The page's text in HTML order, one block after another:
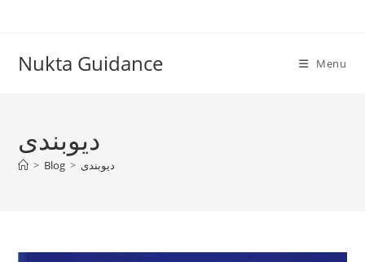
Nukta Guidance Menu
دیوبندی
> Blog > دیوبندی